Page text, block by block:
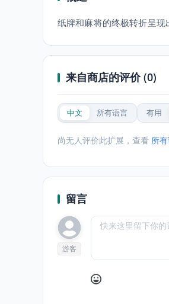
纸牌和麻将的终极转折呈现
来自商店的评价 (0)
中文 所有语言 有用
尚无人评价此扩展，查看 所
留言
游客